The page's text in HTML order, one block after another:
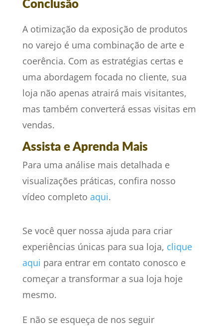
Conclusão
A otimização da exposição de produtos
no varejo é uma combinação de arte e
coerência. Com as estratégias certas e
uma abordagem focada no cliente, sua
loja não apenas atrairá mais visitantes,
mas também converterá essas visitas em
vendas.
Assista e Aprenda Mais
Para uma análise mais detalhada e
visualizações práticas, confira nosso
vídeo completo aqui.
Se você quer nossa ajuda para criar
experiências únicas para sua loja, clique
aqui para entrar em contato conosco e
começar a transformar a sua loja hoje
mesmo.
E não se esqueça de nos seguir